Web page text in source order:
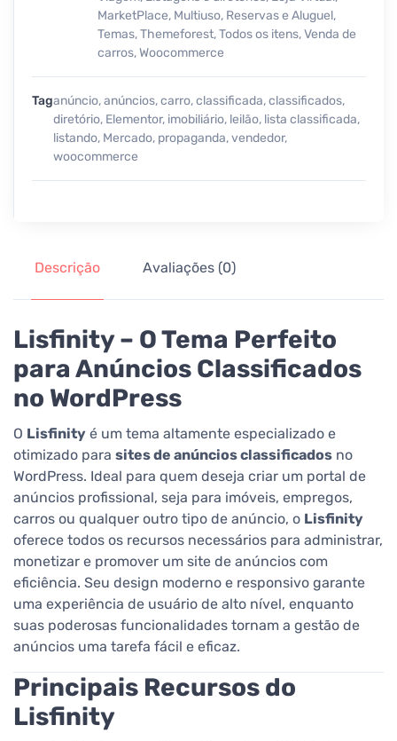
MarketPlace, Multiuso, Reservas e Aluguel,
Temas,Themeforest,Todos os itens,Venda de
carros,Woocommerce
Taganúncio,anúncios,carro,classificada,classificados,
diretório, Elementor, imobiliário, leilão, lista classificada,
listando, Mercado, propaganda,vendedor,
woocommerce
Descrição Avaliações (0)
Lisfinity – O Tema Perfeito
para Anúncios Classificados
no WordPress
O Lisfinity é um tema altamente especializado e
otimizado para sites de anúncios classificados no
WordPress. Ideal para quem deseja criar um portal de
anúncios profissional, seja para imóveis, empregos,
carros ou qualquer outro tipo de anúncio, o Lisfinity
oferece todos os recursos necessários para administrar,
monetizar e promover um site de anúncios com
eficiência. Seu design moderno e responsivo garante
uma experiência de usuário de alto nível, enquanto
suas poderosas funcionalidades tornam a gestão de
anúncios uma tarefa fácil e eficaz.
Principais Recursos do
Lisfinity